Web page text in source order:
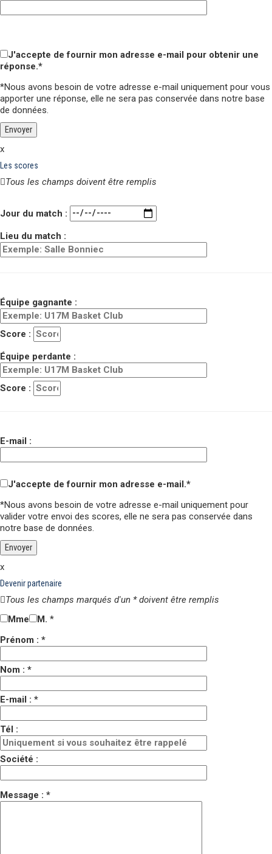
J'accepte de fournir mon adresse e-mail pour obtenir une
réponse.*
*Nous avons besoin de votre adresse e-mail uniquement pour vous
apporter une réponse, elle ne sera pas conservée dans notre base
de données.
x
Les scores
Tous les champs doivent être remplis
Jour du match :
Lieu du match :
Équipe gagnante :
Score :
Équipe perdante :
Score :
E-mail :
J'accepte de fournir mon adresse e-mail.*
*Nous avons besoin de votre adresse e-mail uniquement pour
valider votre envoi des scores, elle ne sera pas conservée dans
notre base de données.
x
Devenir partenaire
Tous les champs marqués d'un * doivent être remplis
Mme
M. *
Prénom : *
Nom : *
E-mail : *
Tél :
Société :
Message : *